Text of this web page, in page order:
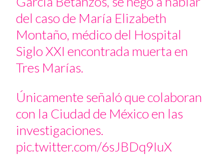
del caso de María Elizabeth
Montaño, médico del Hospital
Siglo XXI encontrada muerta en
Tres Marías.
Únicamente señaló que colaboran
con la Ciudad de México en las
investigaciones.
pic.twitter.com/6sJBDq9IuX